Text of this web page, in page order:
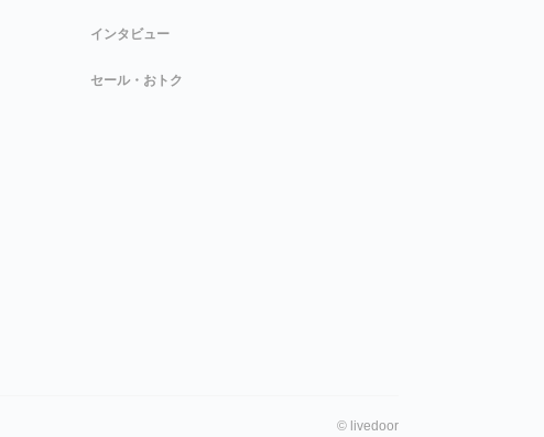
インタビュー
セール・おトク
© livedoor